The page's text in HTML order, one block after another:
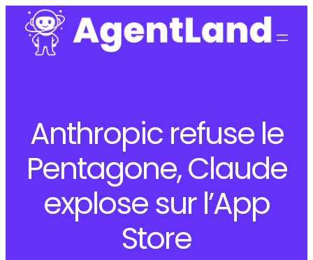
Anthropic refuse le
Pentagone, Claude
explose sur l’App
Store